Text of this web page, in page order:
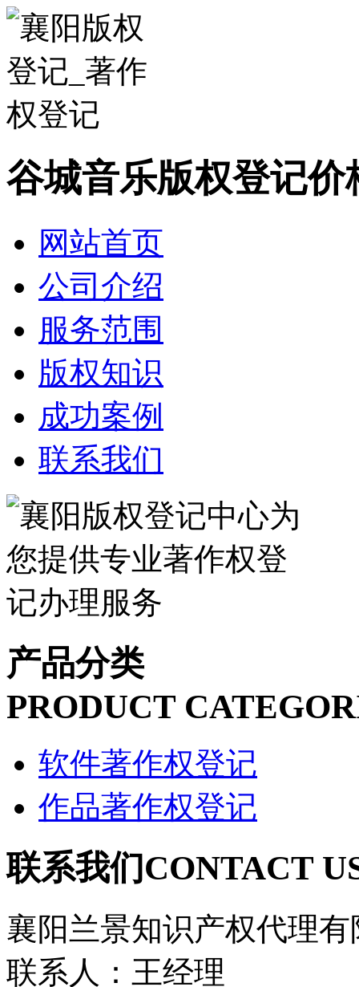
谷城音乐版权登记价
网站首页
公司介绍
服务范围
版权知识
成功案例
联系我们
产品分类
PRODUCT
软件著作权登记
作品著作权登记
联系我们CONTACT
襄阳兰景知识产权代理有
联系人：王经理